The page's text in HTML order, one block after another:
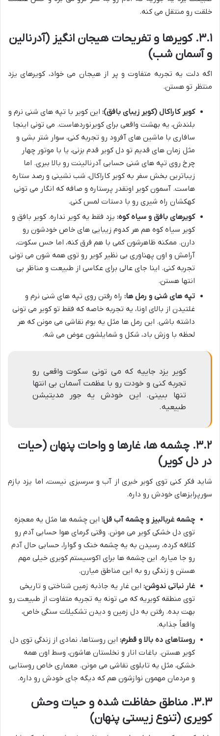
خلقت رو منتقل می کنه.
۳.۱. کویرها و تفریحات هیجان انگیز (آدرنالین
و آسمان شب)
اگه دلت یه تجربه متفاوت و پر از هیجان می خواد، کویرهای یزد
منتظر تو هستن.
کویر کاراکال (کویر زیبای بافق): این کویر با تپه های شنی نرم و
بلندش، یه بهشت واقعی برای کویرنوردهاست. می تونی اینجا
سافاری با ماشین های آفرود رو تجربه کنی، سوار شتر بشی و
مثل زمان های قدیم تو دل کویر قدم بزنی، یا با موتور چهار
چرخ روی تپه های شنی حسابی آدرنالینت رو بالا ببری. اما
زیباترین بخش سفر به کویر کاراکال، شب نشینی و رصد ستاره
هاست. آسمون کویر اونقدر پرستاره و صافه که انگار می تونی
کهکشان راه شیری رو با دستات لمس کنی.
کویرهای بافق و سیاه کوه: یزد فقط یه کویر نداره. کویر بافق و
کویر سیاه کوه هم هر کدوم زیبایی های خاص خودشون رو
دارن. ممکنه ظاهرشون کمی با هم فرق کنه، اما حس سکوت،
آرامش و اون پهناوری بی نظیر کویر رو توی همه شون می تونی
تجربه کنی. اینا جای عالی برای عکاسی از طبیعت و مناظر بی
انتها هستن.
تپه های شنی و رمل ها: راه رفتن روی تپه های شنی نرم و
غلتیدن از بالای اونا، یه تجربه خاصه که فقط تو کویر می تونی
داشته باشی. این رمل ها مثل یه بوم نقاشی می مونن که هر
لحظه با وزش باد، شکل و شمایلشون عوض می شه.
کویر یزد جاییه که می تونی سکوت واقعی رو
تجربه کنی و خودت رو با عظمت آسمان بی انتها
تنها ببینی. این خودش یه جور مدیتیشن
طبیعیه.
۳.۲. چشمه ها، غارها و واحات پنهان (حیات
در دل کویر)
شاید فکر کنی توی کویر خبری از آب و سرسبزی نیست، اما یزد بازم
سورپرایزهای خودش رو داره.
چشمه غربالبیز و چشمه آب قل: این چشمه ها مثل یه معجزه
توی دل خشکی کویر می مونن. وقتی گرمای هوا حسابی آدم رو
کلافه کرده، رسیدن به یه چشمه خنک و گوارا، حسابی حال آدم
رو جا میاره. این چشمه ها برای اکوسیستم کویری خیلی مهم
هستن و زندگی رو به این مناطق میارن.
غار نباتی ندوشن: این غار یه جاذبه زمین شناختی و تاریخی
توی منطقه کویریه که می تونه یه تجربه متفاوت از طبیعت رو
بهت بده. رفتن به دل زمین و دیدن تشکیلات سنگی خاص،
واقعاً جذابه.
روستاهای ده بالا و قطرم: این روستاها، نمادی از زندگی توی دل
کویر هستن. باغات انار و نخلستان هاشون، وسط اون همه
خشکی، مثل یه تابلوی نقاشی می مونن. معماری خاص روستایی
و مردمان مهمون نوازشون هم که دیگه جای خودش رو داره.
۳.۳. مناطق حفاظت شده و حیات وحش
کویری (تنوع زیستی پنهان)